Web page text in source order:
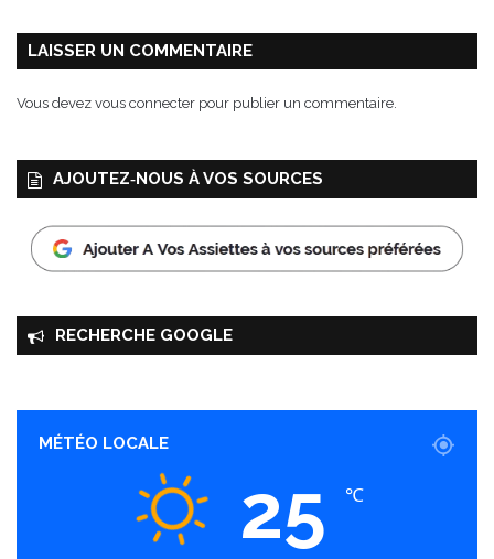
LAISSER UN COMMENTAIRE
Vous devez vous connecter pour publier un commentaire.
AJOUTEZ‑NOUS À VOS SOURCES
RECHERCHE GOOGLE
MÉTÉO LOCALE
25 ℃